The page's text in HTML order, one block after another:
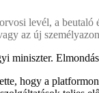
levél, a beutaló
az új
miniszter.
hogy a